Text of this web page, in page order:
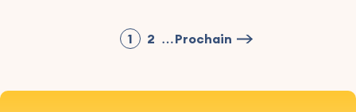
Page
1 Page
2 …
Next
Prochain